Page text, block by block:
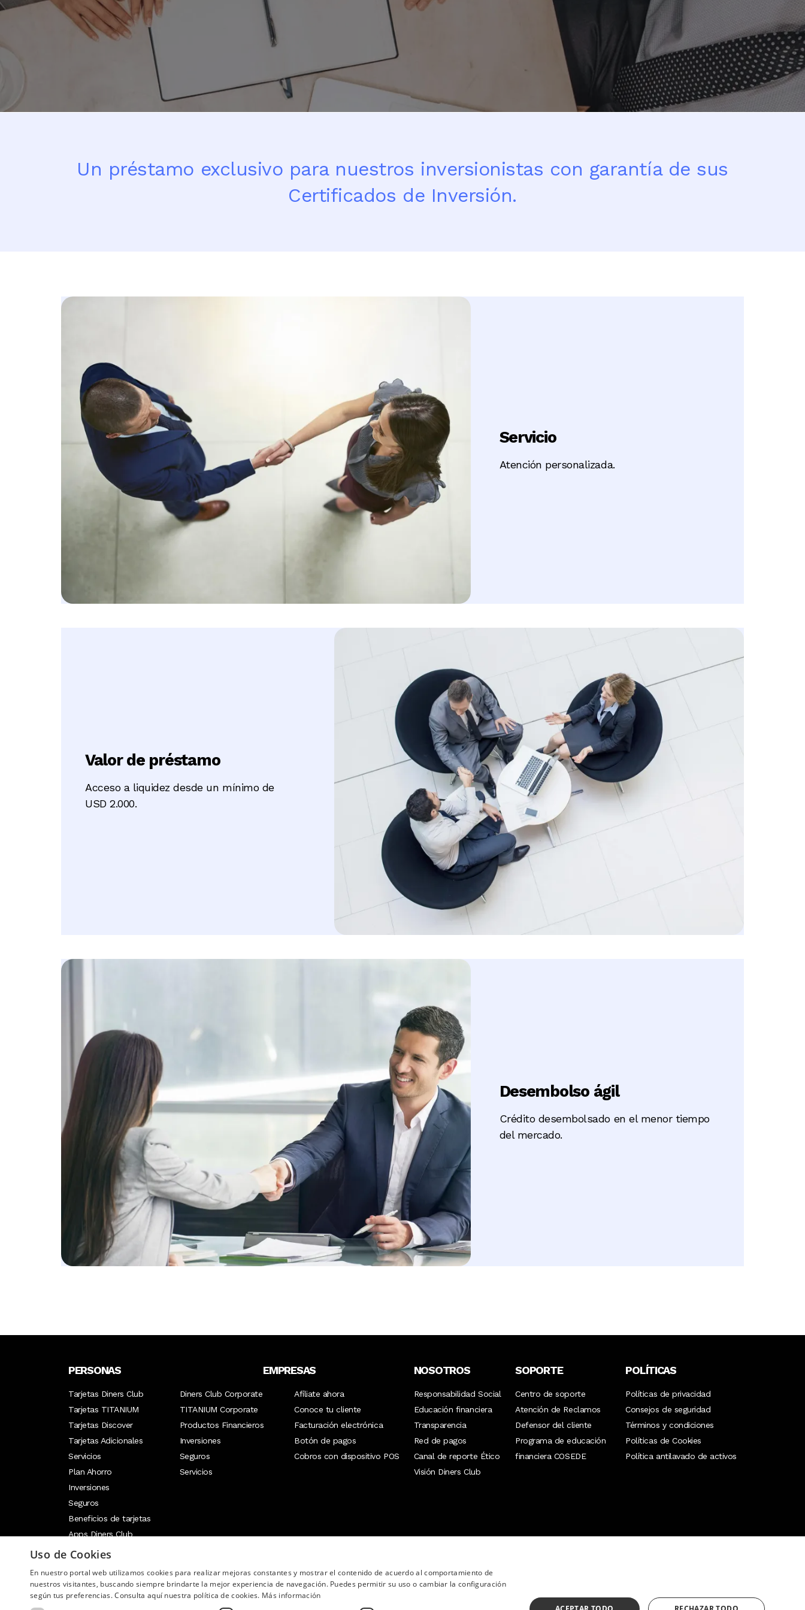
Un préstamo exclusivo para nuestros inversionistas con garantía de sus
Certificados de Inversión.
Image
Servicio
Atención personalizada.
Image
Valor de préstamo
Acceso a liquidez desde un mínimo de
USD 2.000.
Image
Desembolso ágil
Crédito desembolsado en el menor tiempo
del mercado.
PERSONAS
Tarjetas Diners Club
Tarjetas TITANIUM
Tarjetas Discover
Tarjetas Adicionales
Servicios
Plan Ahorro
Inversiones
Seguros
Beneficios de tarjetas
Apps Diners Club
EMPRESAS
Diners Club Corporate
TITANIUM Corporate
Productos Financieros
Inversiones
Seguros
Servicios
Afíliate ahora
Conoce tu cliente
Facturación electrónica
Botón de pagos
Cobros con dispositivo POS
NOSOTROS
Responsabilidad Social
Educación financiera
Transparencia
Red de pagos
Canal de reporte Ético
Visión Diners Club
SOPORTE
Centro de soporte
Atención de Reclamos
Defensor del cliente
Programa de educación
financiera COSEDE
POLÍTICAS
Políticas de privacidad
Consejos de seguridad
Términos y condiciones
Políticas de Cookies
Política antilavado de activos
Image
¿Necesitas ayuda?
(02) 298 1300
Uso de Cookies
En nuestro portal web utilizamos cookies para realizar mejoras constantes y mostrar el contenido de acuerdo al comportamiento de
nuestros visitantes, buscando siempre brindarte la mejor experiencia de navegación. Puedes permitir su uso o cambiar la configuración
según tus preferencias. Consulta aquí nuestra política de cookies. Más información